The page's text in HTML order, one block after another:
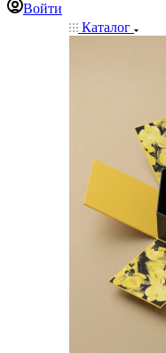
Войти
Каталог